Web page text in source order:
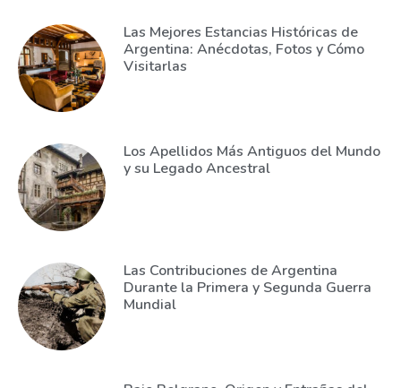
Las Mejores Estancias Históricas de
Argentina: Anécdotas, Fotos y Cómo
Visitarlas
Los Apellidos Más Antiguos del Mundo
y su Legado Ancestral
Las Contribuciones de Argentina
Durante la Primera y Segunda Guerra
Mundial